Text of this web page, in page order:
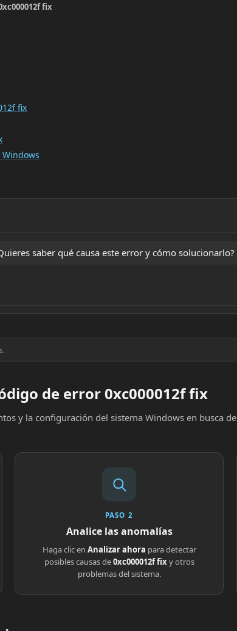
fix
fix
saber qué causa este error y cómo solucionarlo?
de error 0xc000012f fix
y la configuración del sistema Windows en busca de
PASO 2
Analice las anomalías
Haga clic en Analizar ahora para detectar
posibles causas de0xc000012f fixy otros
problemas del sistema.